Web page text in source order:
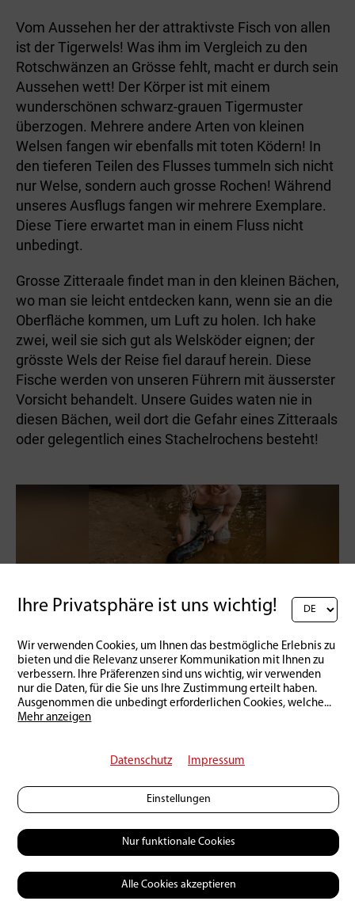
Vom Aussehen her der attraktivste Fisch von allen
ist der Tigerwels! Was ihm im Vergleich zu den
Rotschwänzen an Grösse fehlt, macht er durch sein
Aussehen wett! Der Körper ist mit einem
wunderschönen schwarz-grauen Tigermuster
überzogen. Mehrere andere Arten von kleinen
Welsen fangen wir ebenfalls mit toten Ködern! In
den tieferen Teilen des Flusses tummeln sich nicht
nur Welse, sondern auch grosse Rochen! Während
unseres Ausflugs fangen wir mehrere Exemplare.
Diese Tiere erwartet man in einem Fluss nicht
unbedingt.
Grosse Zitteraale findet man in den kleinen Bächen,
wo man sie leicht entdecken kann, wenn sie an die
Oberfläche kommen, um Luft zu holen. Ich hake
zwei, weil sie sich gut als Welsköder eignen; der
grösste Wels der Reise fiel darauf herein. Diese
Fische werden von unseren Führern mit äusserster
Vorsicht behandelt. Unsere Guides waten nie in
diesen Bächen, weil dort die Gefahr­ eines Zitteraals
oder gelegentlich eines Stachel­rochens besteht!
Grosse Zitteraale sind ebenfalls in kleinen Wasserläufen
anzutreffen.
einzigen Menschen in unserer Nähe die 40
Einwohner des indigenen Dorfes Amatopo sind. Wir
haben Vorräte dabei, leckeres Essen und sogar
eiskaltes Bier. Und wir essen auch eine Menge
Fisch aus unseren täglichen Fängen. Ich sehe, wie
unsere Führer mehrmals einen sogenannten
Ihre Privatsphäre ist uns wichtig!
Wir verwenden Cookies, um Ihnen das bestmögliche Erlebnis zu
bieten und die Relevanz unserer Kommunikation mit Ihnen zu
verbessern. Ihre Präferenzen sind uns wichtig, wir verwenden
nur die Daten, für die Sie uns Ihre Zustimmung erteilt haben.
Ausgenommen die unbedingt erforderlichen Cookies, welche...
Mehr anzeigen
Datenschutz Impressum
Einstellungen
Nur funktionale Cookies
Alle Cookies akzeptieren